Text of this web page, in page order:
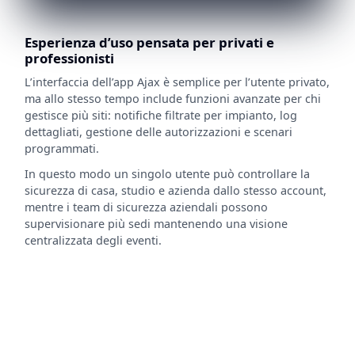
Esperienza d’uso pensata per privati e
professionisti
L’interfaccia dell’app Ajax è semplice per l’utente privato,
ma allo stesso tempo include funzioni avanzate per chi
gestisce più siti: notifiche filtrate per impianto, log
dettagliati, gestione delle autorizzazioni e scenari
programmati.
In questo modo un singolo utente può controllare la
sicurezza di casa, studio e azienda dallo stesso account,
mentre i team di sicurezza aziendali possono
supervisionare più sedi mantenendo una visione
centralizzata degli eventi.